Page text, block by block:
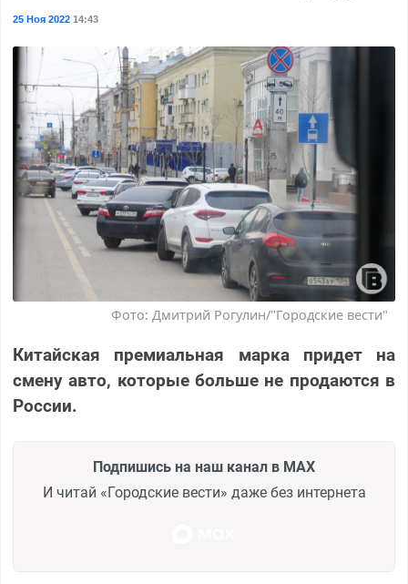
25 Ноя 202214:43
Фото: Дмитрий Рогулин/"Городские вести"
Китайская премиальная марка придет на
смену авто, которые больше не продаются в
России.
Подпишись на наш канал в MAX
И читай «Городские вести» даже без интернета